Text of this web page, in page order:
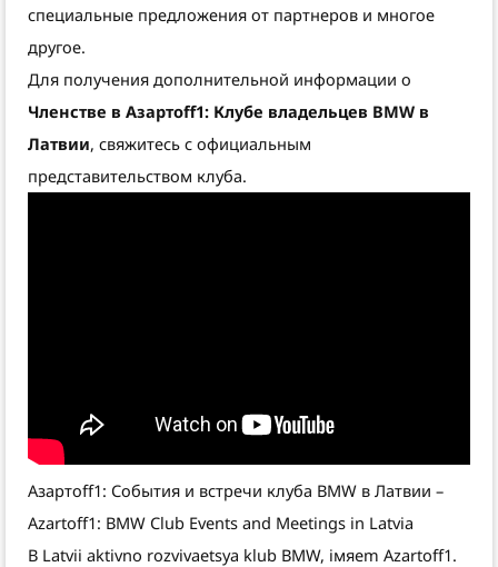
специальные предложения от партнеров и многое
другое.
Для получения дополнительной информации о
Членстве в Азартоff1: Клубе владельцев BMW в
Латвии, свяжитесь с официальным
представительством клуба.
Азартоff1: События и встречи клуба BMW в Латвии –
Azartoff1: BMW Club Events and Meetings in Latvia
В Latvii aktivno rozvivaetsya klub BMW, iмяem Azartoff1.